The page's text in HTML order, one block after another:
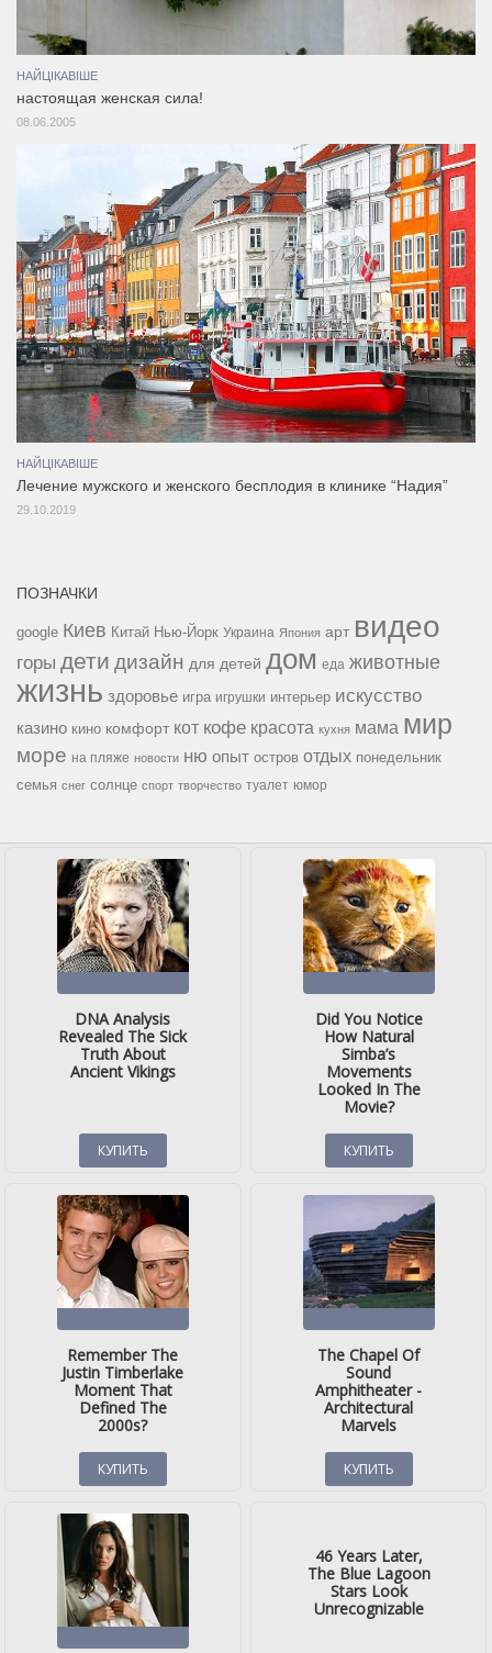
НАЙЦІКАВІШЕ
настоящая женская сила!
08.06.2005
НАЙЦІКАВІШЕ
Лечение мужского и женского бесплодия в клинике “Надия”
29.10.2019
ПОЗНАЧКИ
google Киев Китай Нью-Йорк Украина Япония арт видео
горы дети дизайн для детей дом еда животные
жизнь здоровье игра игрушки интерьер искусство
казино кино комфорт кот кофе красота кухня мама мир
море на пляже новости ню опыт остров отдых понедельник
семья снег солнце спорт творчество туалет юмор